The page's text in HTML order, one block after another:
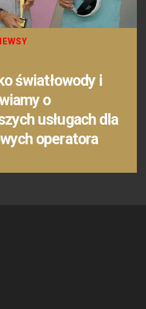
światłowody i
o
usługach dla
operatora